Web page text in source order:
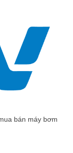
bán máy bơm